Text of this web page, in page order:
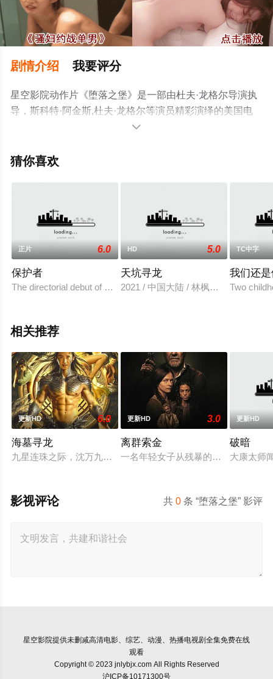
剧情介绍 我要评分
星空影院动作片《堕落之堡》是一部由杜夫·龙格尔导演执
导，斯科特·阿金斯,杜夫·龙格尔等演员精彩演绎的美国电
影，手机免费观看高清无删减完整版电影大全就上星空影
平台了解。

猜你喜欢
正片 6.0
保护者
The directorial debut of Korean superstar Jung Woo-sung (The G
HD 5.0
天坑寻龙
2021 / 中国大陆 / 林枫烨,胡雪儿,郜
TC中字
我们还
Two
相关推荐
更新HD 6.0
海墓寻龙
九星连珠之际，沈万九海墓随岛浮现，引发各方势力觊觎。江
更新HD 3.0
离群索金
一名年轻女子从残暴的亡命团伙手中
更新HD
破暗
大康太师
共0 条 “堕落之堡” 影评
影视评论
星空影院提供未删减高清电影、综艺、动漫、热播电视剧全集免费在线
观看
Copyright © 2023 jnlybjx.com All Rights Reserved
沪ICP备10171300号